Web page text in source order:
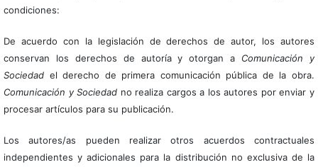
condiciones:
De acuerdo con la legislación de derechos de autor, los autores
conservan los derechos de autoría y otorgan a Comunicación y
Sociedadel derecho de primera comunicación pública de la obra.
Comunicación y Sociedad no realiza cargos a los autores por enviar y
procesar artículos para su publicación.
Los autores/as pueden realizar otros acuerdos contractuales
independientes y adicionales para la distribución no exclusiva de la